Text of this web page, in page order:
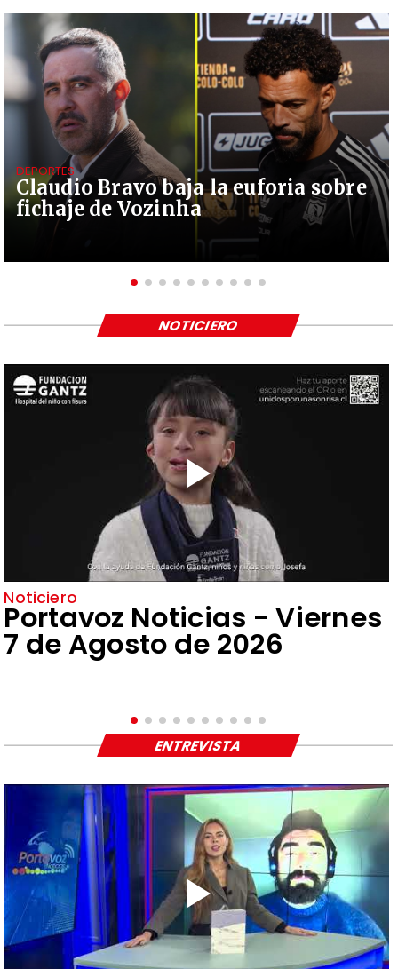
Claudio Bravo baja la euforia sobre
fichaje de Vozinha
DEPORTES
Noticiero
Portavoz Noticias - Viernes
7 de Agosto de 2026
NOTICIERO
ENTREVISTA